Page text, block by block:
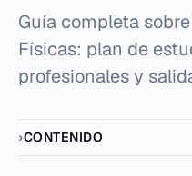
Guía completa
Físicas: plan de
profesionales y
CONTENIDO